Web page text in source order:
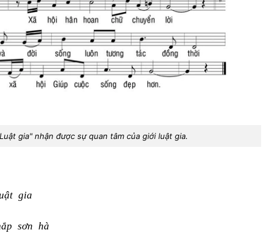
gia" nhận được sự quan tâm của giới luật gia.
gia
sơn hà